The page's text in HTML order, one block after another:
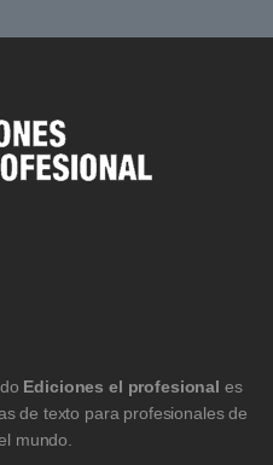
Ediciones el profesional es
de texto para profesionales de
mundo.